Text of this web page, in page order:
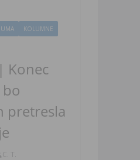
KOLUMNE
Konec
bo
pretresla
C. T.